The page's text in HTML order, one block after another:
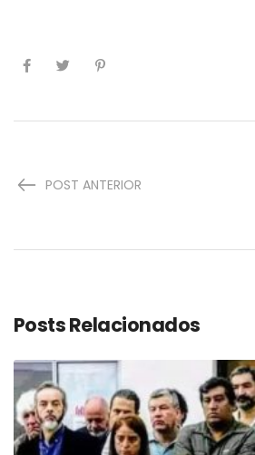
POST ANTERIOR
Posts Relacionados